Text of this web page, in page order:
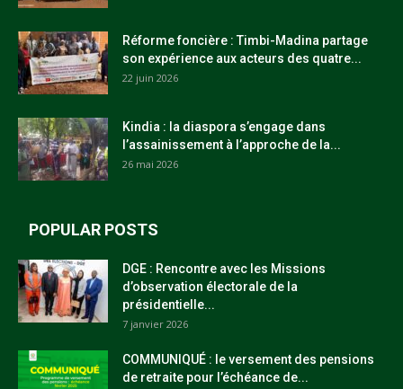
Réforme foncière : Timbi-Madina partage
son expérience aux acteurs des quatre...
22 juin 2026
Kindia : la diaspora s’engage dans
l’assainissement à l’approche de la...
26 mai 2026
POPULAR POSTS
DGE : Rencontre avec les Missions
d’observation électorale de la
présidentielle...
7 janvier 2026
COMMUNIQUÉ : le versement des pensions
de retraite pour l’échéance de...